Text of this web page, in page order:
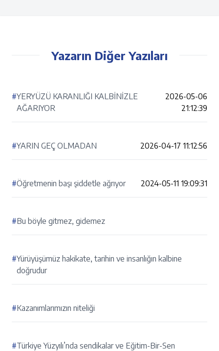
Yazarın Diğer Yazıları
#YERYÜZÜ KARANLIĞI KALBİNİZLE
AĞARIYOR
2026-05-06
21:12:39
#YARIN GEÇ OLMADAN 2026-04-17 11:12:56
#Öğretmenin başı şiddetle ağrıyor 2024-05-11 19:09:31
#Bu böyle gitmez, gidemez
#Yürüyüşümüz hakikate, tarihin ve insanlığın kalbine
doğrudur
#Kazanımlarımızın niteliği
#Türkiye Yüzyılı’nda sendikalar ve Eğitim-Bir-Sen